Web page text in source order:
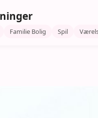
Familie Bolig Spil